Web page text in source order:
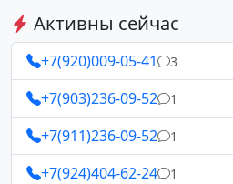
Активны сейчас
+7(920)009-05-41 3
+7(903)236-09-52 1
+7(911)236-09-52 1
+7(924)404-62-24 1